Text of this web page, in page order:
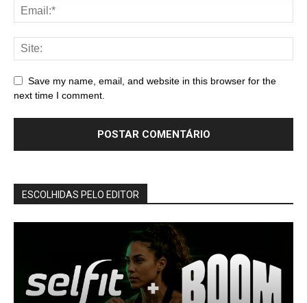
Save my name, email, and website in this browser for the
next time I comment.
ESCOLHIDAS PELO EDITOR